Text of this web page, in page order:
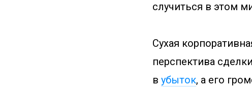
случиться в этом
Сухая
перспектива
в убыток, а его